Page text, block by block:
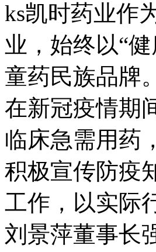
ks凯时药业作
业，始终以“
童药民族品牌。
在新冠疫情期
临床急需用药
积极宣传防疫
工作，以实际
刘景萍董事长